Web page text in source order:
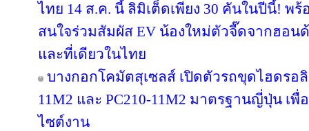
ไทย 14 ส.ค. นี้ ลิมิเต็ดเพียง 30 คันในปีนี้! พร้
สนใจร่วมสัมผัส EV น้องใหม่ตัวจี๊ดจากฮอน
และที่เดียวในไทย
บางกอกโคมัตสุเซลส์ เปิดตัวรถขุดไฮดรอ
11M2 และ PC210-11M2 มาตรฐานญี่ปุ่น เ
ไซต์งาน